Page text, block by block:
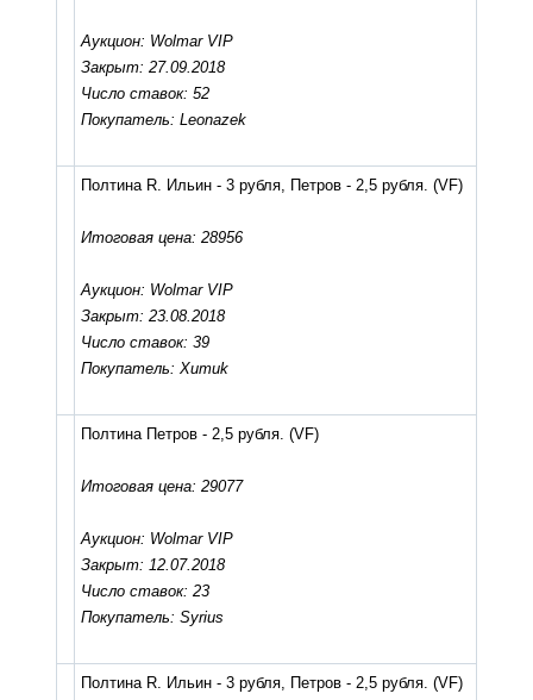
Аукцион: Wolmar VIP
Закрыт: 27.09.2018
Число ставок: 52
Покупатель: Leonazek
Полтина R. Ильин - 3 рубля, Петров - 2,5 рубля. (VF)
Итоговая цена: 28956
Аукцион: Wolmar VIP
Закрыт: 23.08.2018
Число ставок: 39
Покупатель: Xumuk
Полтина Петров - 2,5 рубля. (VF)
Итоговая цена: 29077
Аукцион: Wolmar VIP
Закрыт: 12.07.2018
Число ставок: 23
Покупатель: Syrius
Полтина R. Ильин - 3 рубля, Петров - 2,5 рубля. (VF)